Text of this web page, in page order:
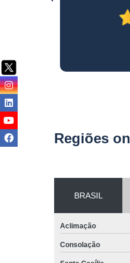
Regiões
BRASIL
Aclimação
Consolação